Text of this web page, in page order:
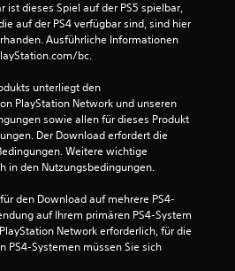
ist dieses Spiel auf der PS5 spielbar,
auf der PS4 verfügbar sind, sind hier
Ausführliche Informationen
bc.
unterliegt den
PlayStation Network und unseren
sowie allen für dieses Produkt
Der Download erfordert die
Weitere wichtige
in den Nutzungsbedingungen.
den Download auf mehrere PS4-
auf Ihrem primären PS4-System
Network erforderlich, für die
PS4-Systemen müssen Sie sich